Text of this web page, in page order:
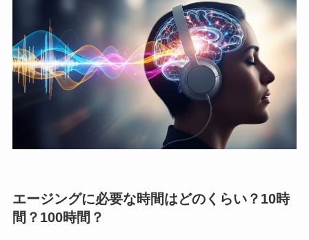
エージングに必要な時間はどのくらい？10時
間？100時間？